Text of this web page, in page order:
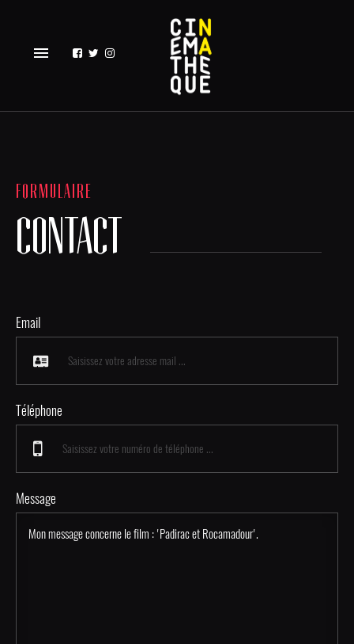
menu
FORMULAIRE
CONTACT
Email
Téléphone
Message